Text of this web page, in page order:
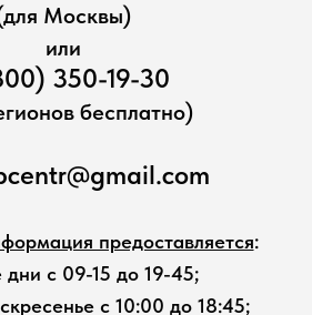
Москвы)
или
350-19-30
бесплатно)
предоставляется:
дни с 09-15 до 19-45;
с 10:00 до 18:45;